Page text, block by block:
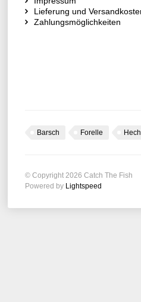
Lieferung und
Zahlungsmöglichkeiten
Barsch Forelle
© Copyright 2026 Catch The Fish
Powered by Lightspeed